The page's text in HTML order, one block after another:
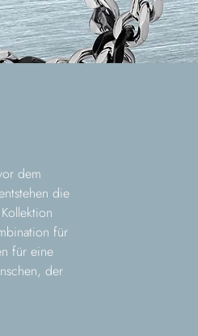
dem
die
für
für eine
der